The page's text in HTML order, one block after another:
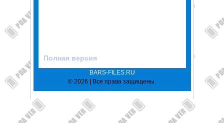
Полная версия
BARS-FILES.RU
© 2026 | Все права защищены.